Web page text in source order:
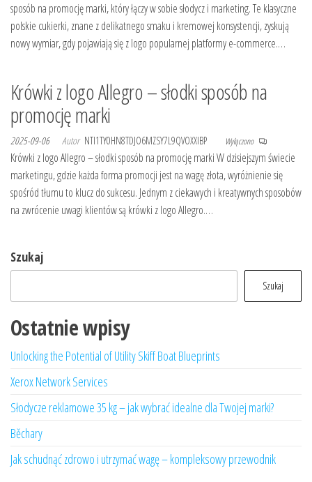
sposób na promocję marki, który łączy w sobie słodycz i marketing. Te klasyczne
polskie cukierki, znane z delikatnego smaku i kremowej konsystencji, zyskują
nowy wymiar, gdy pojawiają się z logo popularnej platformy e-commerce.…
Krówki z logo Allegro – słodki sposób na
promocję marki
2025-09-06 Autor NTI1TY0HN8TDJO6MZSY7L9QVOXXIBP Wyłączono
Krówki z logo Allegro – słodki sposób na promocję marki W dzisiejszym świecie
marketingu, gdzie każda forma promocji jest na wagę złota, wyróżnienie się
spośród tłumu to klucz do sukcesu. Jednym z ciekawych i kreatywnych sposobów
na zwrócenie uwagi klientów są krówki z logo Allegro.…
Szukaj
Szukaj
Ostatnie wpisy
Unlocking the Potential of Utility Skiff Boat Blueprints
Xerox Network Services
Słodycze reklamowe 35 kg – jak wybrać idealne dla Twojej marki?
Běchary
Jak schudnąć zdrowo i utrzymać wagę – kompleksowy przewodnik